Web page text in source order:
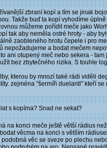
zbraní kopí a tím se jinak
Takže buď ta kopí vyhodíme
můžeme pořídit meče jako
tak aby neměla ostré hroty - aby
zaobleného hrotu čepele i pro
a bodat mečem
ani otupený meč nebo sekera -
bez zbytečného rizika. S touhle
kterou by mnozí také rádi viděli
zejména "šermíři duelanti" kteří
s kopíma? Snad ne sekat?
na konci meče ještě větší rádius
věcma na konci s větším
věc se sveze po plechu